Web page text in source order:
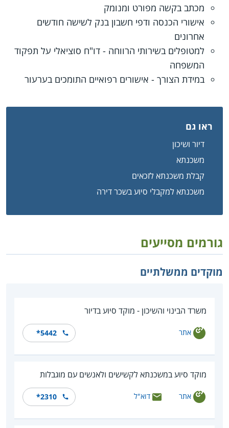
מכתב בקשה מפורט ומנומק
אישורי הכנסה ודפי חשבון בנק לשישה חודשים
אחרונים
למטופלים בשירותי הרווחה - דו"ח סוציאלי על תפקוד
המשפחה
במידת הצורך - אישורים רפואיים התומכים בערעור
ראו גם
דיור ושיכון
משכנתא
קבלת משכנתא לזכאים
משכנתא למקבלי סיוע בשכר דירה
גורמים מסייעים
מוקדים ממשלתיים
משרד הבינוי והשיכון - מוקד סיוע בדיור
אתר *5442
מוקד סיוע במשכנתא לקשישים ולאנשים עם מוגבלות
אתר דוא"ל *2310